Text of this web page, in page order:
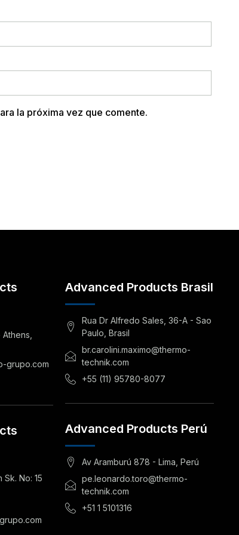
la próxima vez que comente.
grupo.com
No: 15
Advanced Products Brasil
Rua Dr Alfredo Sales, 36-A - Sao
Paulo, Brasil
br.carolini.maximo@thermo-
technik.com
+55 (11) 95780-8077
Advanced Products Perú
Av Aramburú 878 - Lima, Perú
pe.leonardo.toro@thermo-
technik.com
+51 1 5101316